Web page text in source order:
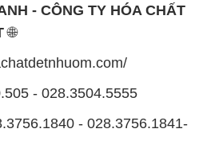
- 028.3756.1841-